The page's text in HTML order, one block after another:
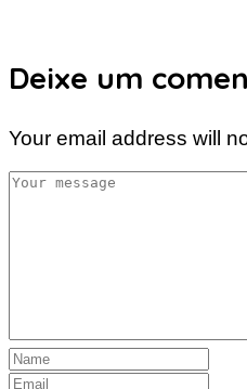
Deixe um
Your email address will